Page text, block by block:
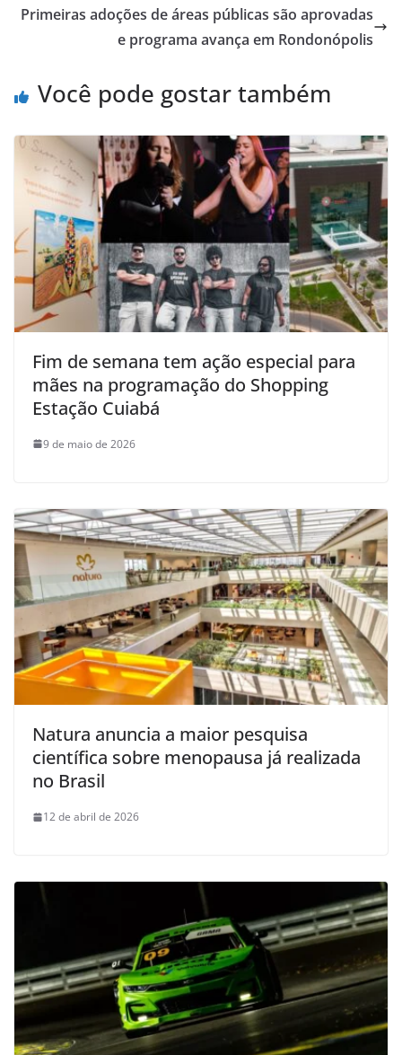
Primeiras adoções de áreas públicas são aprovadas
e programa avança em Rondonópolis
Você pode gostar também
Fim de semana tem ação especial para
mães na programação do Shopping
Estação Cuiabá
9 de maio de 2026
Natura anuncia a maior pesquisa
científica sobre menopausa já realizada
no Brasil
12 de abril de 2026